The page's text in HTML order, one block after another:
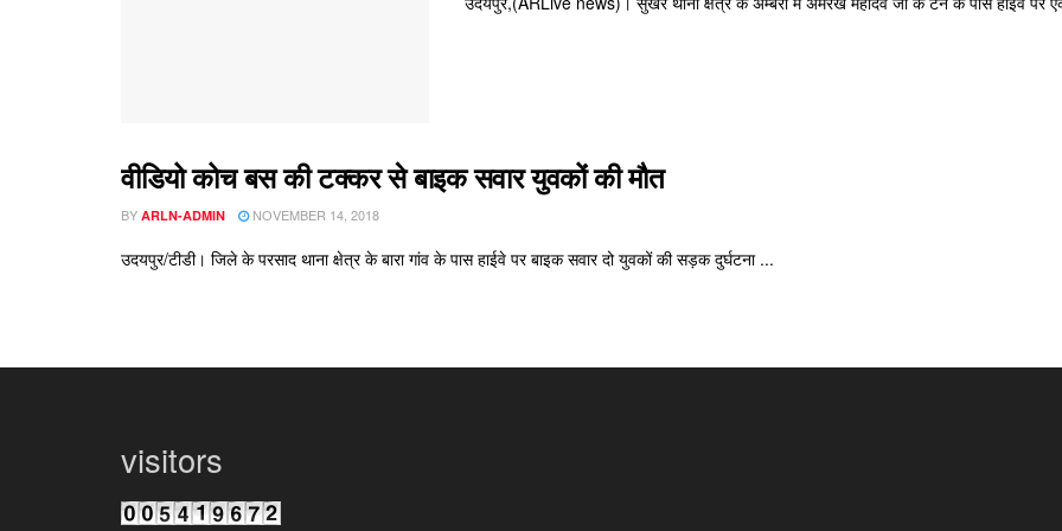
वीडियो कोच बस की टक्कर से बाइक सवार युवकों की मौत
BY ARLN-ADMIN NOVEMBER 14, 2018
उदयपुर/टीडी। जिले के परसाद थाना क्षेत्र के बारा गांव के पास हाईवे पर बाइक सवार दो युवकों की सड़क दुर्घटना ...
visitors